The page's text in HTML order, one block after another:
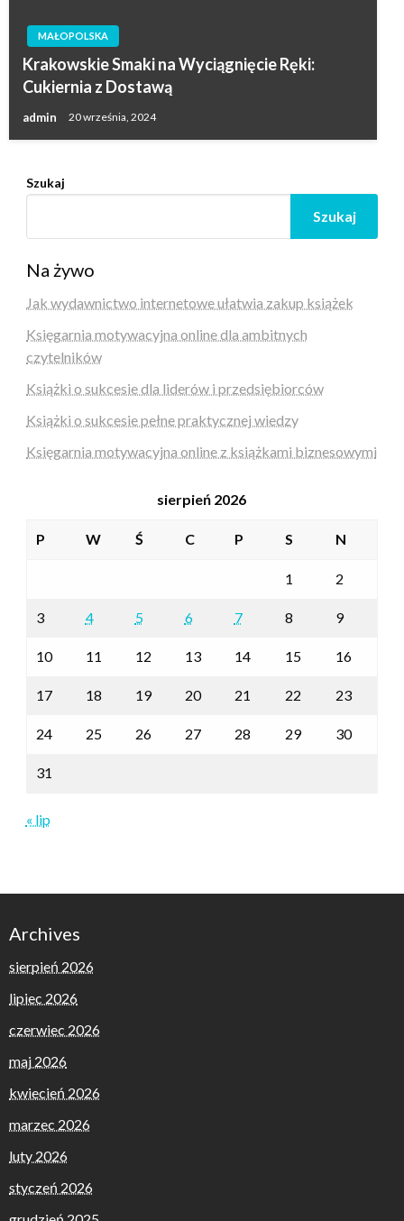
MAŁOPOLSKA
Krakowskie Smaki na Wyciągnięcie Ręki:
Cukiernia z Dostawą
admin 20 września, 2024
Szukaj
Szukaj
Na żywo
Jak wydawnictwo internetowe ułatwia zakup książek
Księgarnia motywacyjna online dla ambitnych
czytelników
Książki o sukcesie dla liderów i przedsiębiorców
Książki o sukcesie pełne praktycznej wiedzy
Księgarnia motywacyjna online z książkami biznesowymi
sierpień 2026
P W Ś C P S N
1 2
3 4 5 6 7 8 9
10 11 12 13 14 15 16
17 18 19 20 21 22 23
24 25 26 27 28 29 30
31
« lip
Archives
sierpień 2026
lipiec 2026
czerwiec 2026
maj 2026
kwiecień 2026
marzec 2026
luty 2026
styczeń 2026